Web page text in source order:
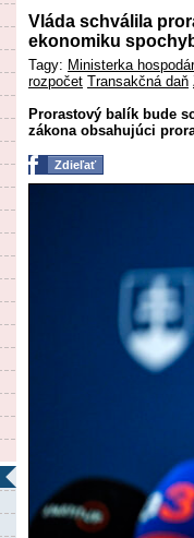
Vláda schválila
ekonomiku
Tagy: Ministerka
rozpočet Transakčná daň
Prorastový balík bude
zákona obsahujúci
Zdieľať